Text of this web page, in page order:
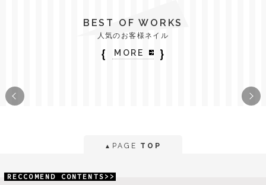
BEST OF WORKS
人気のお客様ネイル
｛ MORE ｝
▲ PAGE TOP
RECCOMEND CONTENTS>>